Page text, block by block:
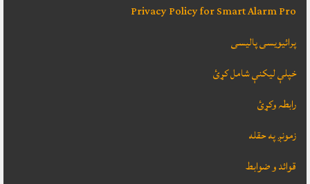
Privacy Policy for Smart Alarm Pro
پرائیویسی پالیسی
خپلې ليکنې شامل کړئ
رابطہ وکړئ
زمونږ په حقله
قوائد و ضوابط